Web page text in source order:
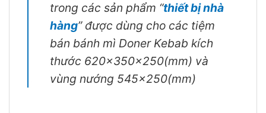
trong các sản phẩm “thiết bị nhà
hàng” được dùng cho các tiệm
bán bánh mì Doner Kebab kích
thước 620x350x250(mm) và
vùng nướng 545×250(mm)